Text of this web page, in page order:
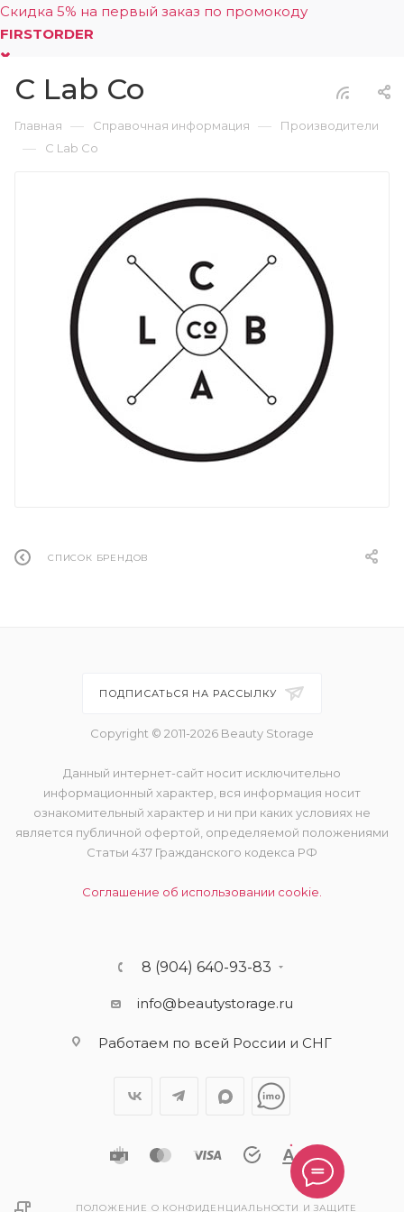
Скидка 5% на первый заказ по промокоду
FIRSTORDER
0
C Lab Co
Главная — Справочная информация — Производители
— C Lab Co
СПИСОК БРЕНДОВ
ПОДПИСАТЬСЯ НА РАССЫЛКУ
Copyright © 2011-2026 Beauty Storage
Данный интернет-сайт носит исключительно
информационный характер, вся информация носит
ознакомительный характер и ни при каких условиях не
является публичной офертой, определяемой положениями
Статьи 437 Гражданского кодекса РФ
Соглашение об использовании cookie.
8 (904) 640-93-83
info@beautystorage.ru
Работаем по всей России и СНГ
ПОЛОЖЕНИЕ О КОНФИДЕНЦИАЛЬНОСТИ И ЗАЩИТЕ